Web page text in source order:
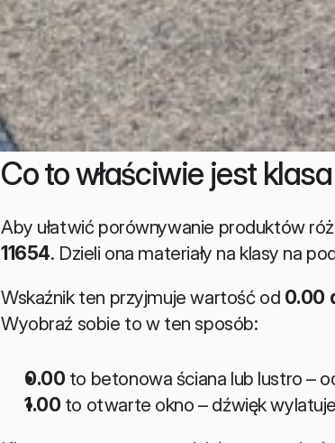
Co to właściwie jest
Aby ułatwić porównywanie produktów
11654. Dzieli ona materiały na klasy na
Wskaźnik ten przyjmuje wartość od 0.00
Wyobraź sobie to w ten sposób:
0.00 to betonowa ściana lub lustro –
1.00 to otwarte okno – dźwięk